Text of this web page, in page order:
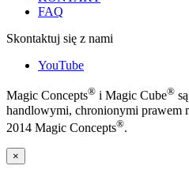
FAQ
Skontaktuj się z nami
YouTube
Magic Concepts® i Magic Cube®
handlowymi, chronionymi prawem
2014 Magic Concepts®.
×